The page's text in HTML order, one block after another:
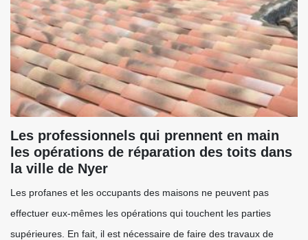
Les professionnels qui prennent en main
les opérations de réparation des toits dans
la ville de Nyer
Les profanes et les occupants des maisons ne peuvent pas
effectuer eux-mêmes les opérations qui touchent les parties
supérieures. En fait, il est nécessaire de faire des travaux de